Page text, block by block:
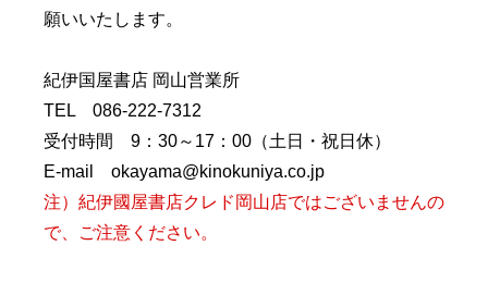
願いいたします。
紀伊国屋書店 岡山営業所
TEL 086-222-7312
受付時間 9：30～17：00（土日・祝日休）
E-mail okayama@kinokuniya.co.jp
注）紀伊國屋書店クレド岡山店ではございませんの
で、ご注意ください。